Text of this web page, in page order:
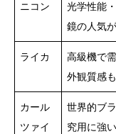
ニコン
光学性能
鏡の人気
ライカ
高級機で
外観質感
カール
ツァイ
世界的ブ
究用に強い